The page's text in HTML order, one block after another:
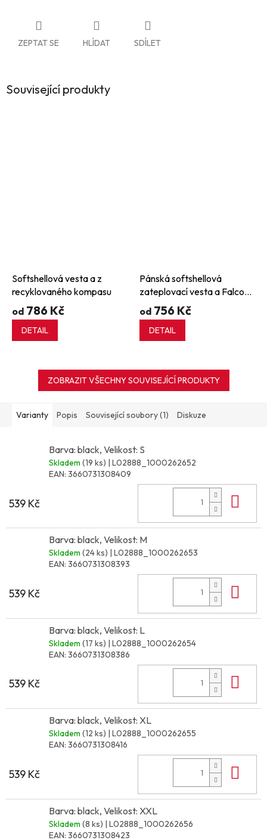
ZEPTAT SE HLÍDAT SDÍLET
Související produkty
Softshellová vesta a z
recyklovaného kompasu
od 786 Kč
DETAIL
Pánská softshellová
zateplovací vesta a Falcon
na zip
od 756 Kč
DETAIL
ZOBRAZIT VŠECHNY SOUVISEJÍCÍ PRODUKTY
Varianty Popis Související soubory (1) Diskuze
Barva: black, Velikost: S
Skladem (19 ks) | L02888_1000262652
EAN: 3660731308409
539 Kč
Barva: black, Velikost: M
Skladem (24 ks) | L02888_1000262653
EAN: 3660731308393
539 Kč
Barva: black, Velikost: L
Skladem (17 ks) | L02888_1000262654
EAN: 3660731308386
539 Kč
Barva: black, Velikost: XL
Skladem (12 ks) | L02888_1000262655
EAN: 3660731308416
539 Kč
Barva: black, Velikost: XXL
Skladem (8 ks) | L02888_1000262656
EAN: 3660731308423